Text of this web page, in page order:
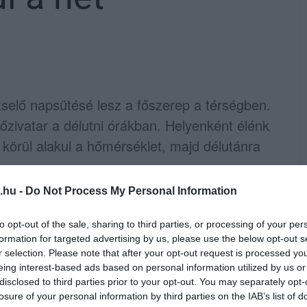
- Do Not Process My Personal Information
opt-out of the sale, sharing to third parties, or processing of your
for targeted advertising by us, please use the below opt-out
selection. Please note that after your opt-out request is processed
interest-based ads based on personal information utilized by us
to third parties prior to your opt-out. You may separately
of your personal information by third parties on the IAB’s list of
napsütésé lesz a főszerep a térségben.
a délutni órákban. Helyenként élénk
alakul a hőmérséklet, majd délutánra
fordul és megélénkül a szél.
a keleti, északkeleti országrész
és szórványosan záporok,
keleti, északkeleti szél és jégeső
és 42 fok között alakul a hőmérséklet.